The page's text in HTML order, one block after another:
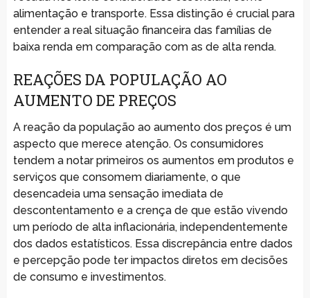
alimentação e transporte. Essa distinção é crucial para
entender a real situação financeira das famílias de
baixa renda em comparação com as de alta renda.
REAÇÕES DA POPULAÇÃO AO
AUMENTO DE PREÇOS
A reação da população ao aumento dos preços é um
aspecto que merece atenção. Os consumidores
tendem a notar primeiros os aumentos em produtos e
serviços que consomem diariamente, o que
desencadeia uma sensação imediata de
descontentamento e a crença de que estão vivendo
um período de alta inflacionária, independentemente
dos dados estatísticos. Essa discrepância entre dados
e percepção pode ter impactos diretos em decisões
de consumo e investimentos.